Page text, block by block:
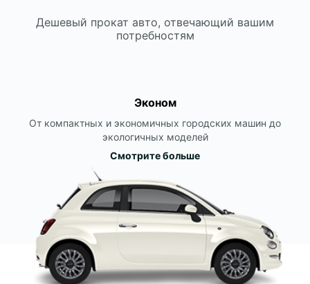
Дешевый прокат авто, отвечающий вашим
потребностям
Эконом
От компактных и экономичных городских машин до
экологичных моделей
Смотрите больше